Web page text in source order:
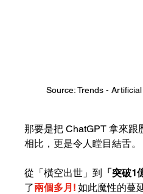
Source: Trends -
那要是把 ChatGPT 拿來跟
相比，更是令人瞠目結舌。
從「橫空出世」到 「突破1
了兩個多月! 如此魔性的蔓